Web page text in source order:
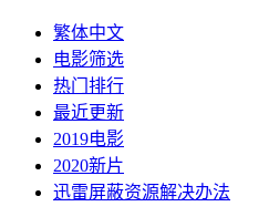
繁体中文
电影筛选
热门排行
最近更新
2019电影
2020新片
迅雷屏蔽资源解决办法